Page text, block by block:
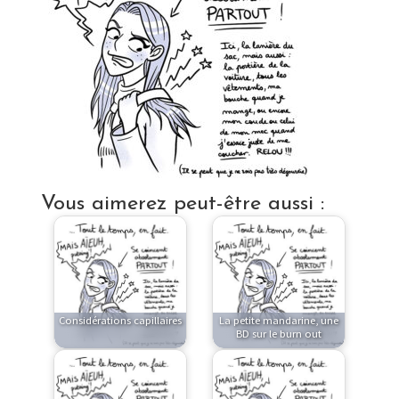
Vous aimerez peut-être aussi :
Considérations capillaires
La petite mandarine, une
BD sur le burn out